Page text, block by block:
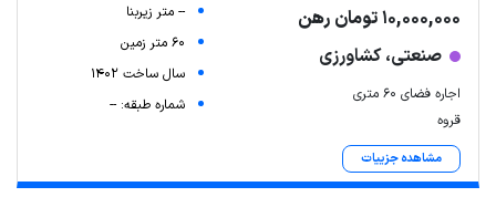
10,000,000 تومان رهن
صنعتی، کشاورزی
اجاره فضای ۶۰ متری
قروه
مشاهده جزییات
-- متر زیربنا
60 متر زمین
سال ساخت 1402
شماره طبقه: --